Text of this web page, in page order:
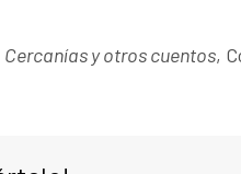
Cercanías y otros cuentos,